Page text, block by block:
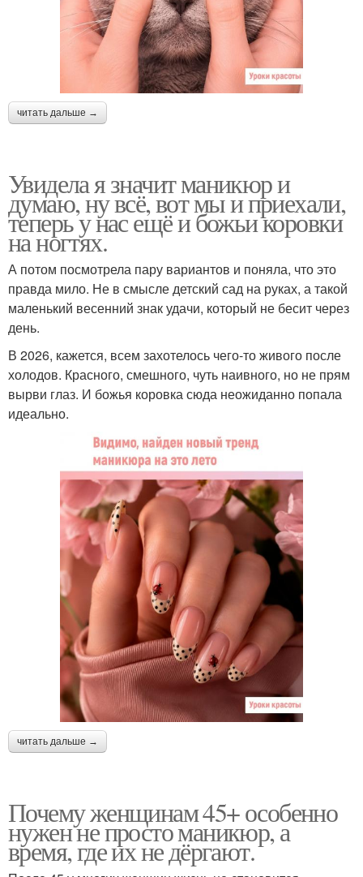
читать дальше →
Увидела я значит маникюр и
думаю, ну всё, вот мы и приехали,
теперь у нас ещё и божьи коровки
на ногтях.
А потом посмотрела пару вариантов и поняла, что это
правда мило. Не в смысле детский сад на руках, а такой
маленький весенний знак удачи, который не бесит через
день.
В 2026, кажется, всем захотелось чего-то живого после
холодов. Красного, смешного, чуть наивного, но не прям
вырви глаз. И божья коровка сюда неожиданно попала
идеально.
читать дальше →
Почему женщинам 45+ особенно
нужен не просто маникюр, а
время, где их не дёргают.